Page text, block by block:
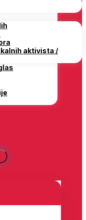
aktivista /